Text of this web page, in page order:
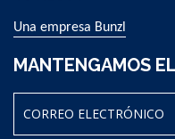
Una empresa Bunzl
MANTENGAMOS